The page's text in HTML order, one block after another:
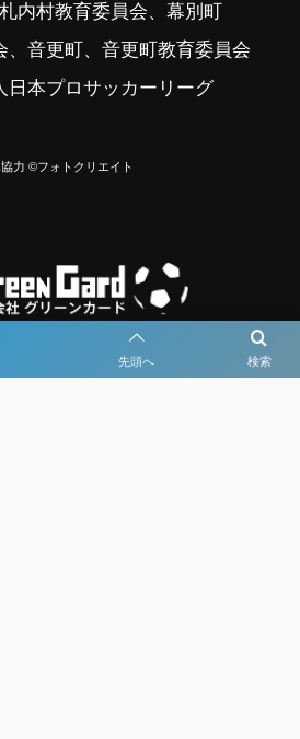
検索
先頭へ
内村教育委員会、幕別町
、音更町、音更町教育委員会
日本プロサッカーリーグ
力 ©フォトクリエイト